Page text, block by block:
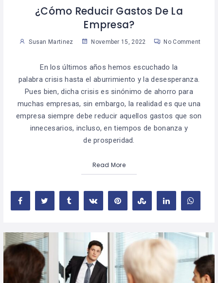
¿Cómo Reducir Gastos De La
Empresa?
Susan Martinez November 15, 2022 No Comment
En los últimos años hemos escuchado la
palabra crisis hasta el aburrimiento y la desesperanza.
Pues bien, dicha crisis es sinónimo de ahorro para
muchas empresas, sin embargo, la realidad es que una
empresa siempre debe reducir aquellos gastos que son
innecesarios, incluso, en tiempos de bonanza y
de prosperidad.
Read More